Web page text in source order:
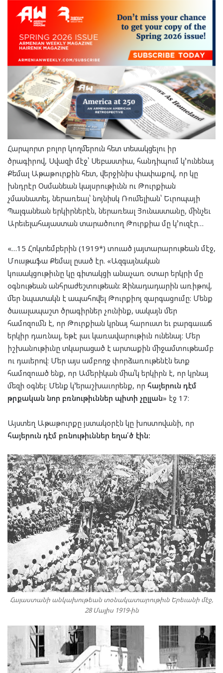
Հարպորտ բոլոր կողմերուն հետ տեսակցելու իր
ծրագիրով, Սվազի մէջ՝ Սեբաստիա, հանդիպում կ՚ունենայ
Քեմալ Աթաթուրքին հետ, վերջինիս փափաքով, որ կը
խնդրէր Օսմանեան կայսրութիւնն ու Թուրքիան
չմասնատել, ներառեալ՝ նոյնիսկ Ռումելիան՝ Եւրոպայի
Պալգանեան երկիրներէն, ներառեալ Յունաստանը, մինչեւ
Արեւելահայաստան տարածուող Թուրքիա մը կ՚ուզէր…
«…15 Հոկտեմբերին (1919*) տուած յայտարարութեան մէջ,
Մուսթաֆա Քեմալ ըսած էր. «Ազգայնական
կուսակցութիւնը կը գիտակցի անաչառ օտար երկրի մը
օգնութեան անհրաժեշտութեան: Զինադադարին առիթով,
մեր նպատակն է ապահովել Թուրքիոյ զարգացումը: Մենք
ծաւալապաշտ ծրագիրներ չունինք, սակայն մեր
համոզումն է, որ Թուրքիան կրնայ հարուստ եւ բարգաւաճ
երկիր դառնալ, եթէ լաւ կառավարութիւն ունենայ: Մեր
իշխանութիւնը տկարացած է արտաքին միջամտութեամբ
ու դաւերով: Մեր այս ամբողջ փորձառութենէն ետք
համոզուած ենք, որ Ամերիկան միա՛կ երկիրն է, որ կրնայ
մեզի օգնել։ Մենք կ՚երաշխաւորենք, որ հայերուն դէմ
թրքական նոր բռնութիւններ պիտի չըլլան» էջ 17։
Այստեղ Աթաթուրքը յստակօրէն կը խոստովանի, որ
հայերուն դէմ բռնութիւններ եղա՛ծ էին:
Հայաստանի անկախութեան տօնակատարութիւն Երեւանի մէջ,
28 Մայիս 1919-ին